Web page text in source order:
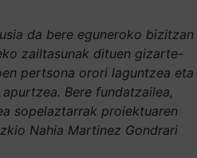
da bere eguneroko bizitzan
zailtasunak dituen gizarte-
pertsona orori laguntzea eta
Bere fundatzailea,
sopelaztarrak proiektuaren
Nahia Martinez Gondrari